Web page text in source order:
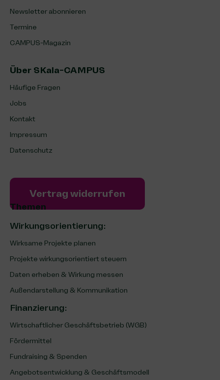
Newsletter abonnieren
Termine
CAMPUS-Magazin
Über SKala-CAMPUS
Häufige Fragen
Jobs
Kontakt
Impressum
Datenschutz
Vertrag widerrufen
Themen
Wirkungsorientierung:
Wirksame Projekte planen
Projekte wirkungsorientiert steuern
Daten erheben & Wirkung messen
Außendarstellung & Kommunikation
Finanzierung:
Wirtschaftlicher Geschäftsbetrieb (WGB)
Fördermittel
Fundraising & Spenden
Angebotsentwicklung & Geschäftsmodell